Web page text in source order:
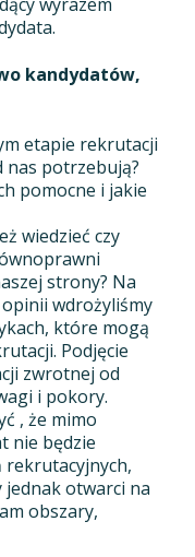
kandydatów,
etapie rekrutacji
nas potrzebują?
pomocne i jakie
wiedzieć czy
strony? Na
wdrożyliśmy
które mogą
Podjęcie
zwrotnej od
i pokory.
, że mimo
nie będzie
rekrutacyjnych,
jednak otwarci na
obszary,